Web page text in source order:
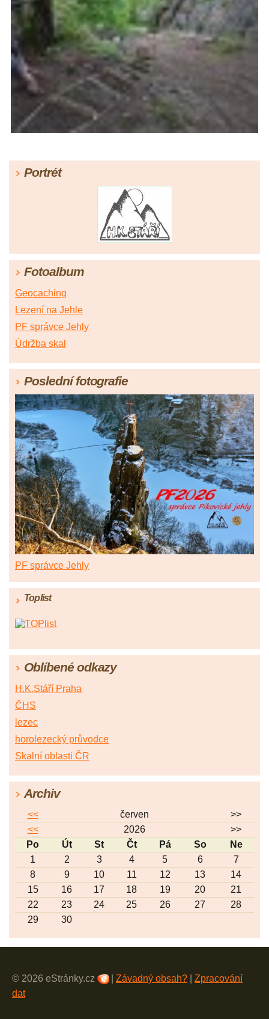
Portrét
Fotoalbum
Geocaching
Lezení na Jehle
PF správce Jehly
Údržba skal
Poslední fotografie
PF správce Jehly
Toplist
Oblíbené odkazy
H.K.Stáří Praha
ČHS
lezec
horolezecký průvodce
Skalní oblasti ČR
Archiv
<< červen
>>
<<
2026
>>
Po
Út St Čt Pá So
Ne
1
2 3 4 5 6
7
8
9 10 11 12 13
14
15
16 17 18 19 20
21
22
23 24 25 26 27
28
29
30
© 2026 eStránky.cz Závadný obsah?
Zpracování
dat